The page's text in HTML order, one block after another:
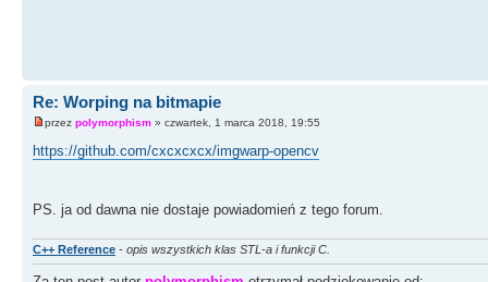
Re: Worping na bitmapie
przez polymorphism » czwartek, 1 marca 2018, 19:55
https://github.com/cxcxcxcx/imgwarp-opencv
PS. ja od dawna nie dostaje powiadomień z tego forum.
C++ Reference - opis wszystkich klas STL-a i funkcji C.